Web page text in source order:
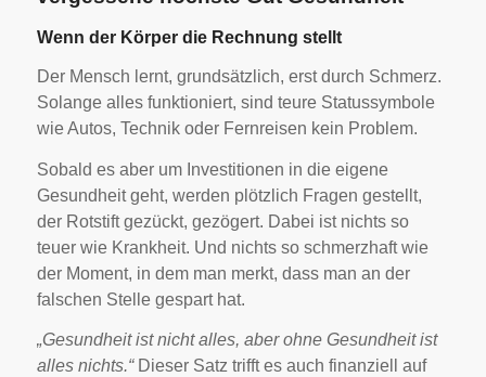
Wenn der Körper die Rechnung stellt
Der Mensch lernt, grundsätzlich, erst durch Schmerz.
Solange alles funktioniert, sind teure Statussymbole
wie Autos, Technik oder Fernreisen kein Problem.
Sobald es aber um Investitionen in die eigene
Gesundheit geht, werden plötzlich Fragen gestellt,
der Rotstift gezückt, gezögert. Dabei ist nichts so
teuer wie Krankheit. Und nichts so schmerzhaft wie
der Moment, in dem man merkt, dass man an der
falschen Stelle gespart hat.
„Gesundheit ist nicht alles, aber ohne Gesundheit ist
alles nichts.“Dieser Satz trifft es auch finanziell auf